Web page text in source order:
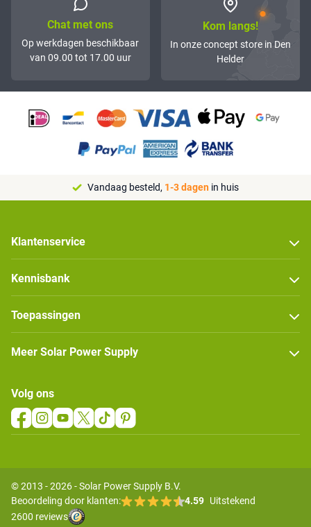
Chat met ons
Op werkdagen beschikbaar
van 09.00 tot 17.00 uur
Kom langs!
In onze concept store in Den
Helder
Vandaag besteld, 1-3 dagen in huis
Klantenservice
Kennisbank
Toepassingen
Meer Solar Power Supply
Volg ons
© 2013 - 2026 - Solar Power Supply B.V.
Beoordeling door klanten:
4.59 Uitstekend
2600 reviews